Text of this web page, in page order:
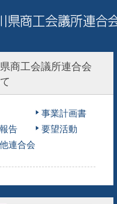
商工会議所連合会
事業計画書
告
要望活動
連合会